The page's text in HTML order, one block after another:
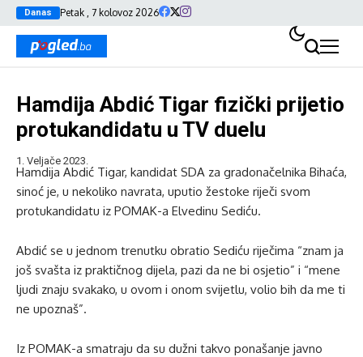
Danas Petak , 7 kolovoz 2026
Hamdija Abdić Tigar fizički prijetio
protukandidatu u TV duelu
1. Veljače 2023.
Hamdija Abdić Tigar, kandidat SDA za gradonačelnika Bihaća,
sinoć je, u nekoliko navrata, uputio žestoke riječi svom
protukandidatu iz POMAK-a Elvedinu Sediću.
Abdić se u jednom trenutku obratio Sediću riječima “znam ja
još svašta iz praktičnog dijela, pazi da ne bi osjetio” i “mene
ljudi znaju svakako, u ovom i onom svijetlu, volio bih da me ti
ne upoznaš”.
Iz POMAK-a smatraju da su dužni takvo ponašanje javno